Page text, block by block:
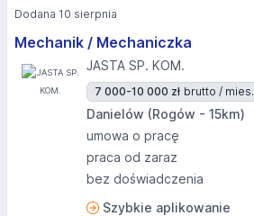
Mechanik / Mechaniczka
JASTA SP. KOM.
7 000-10 000 zł brutto / mies.
Danielów (Rogów - 15km)
umowa o pracę
praca od zaraz
bez doświadczenia
Szybkie aplikowanie
Dodana 10 sierpnia